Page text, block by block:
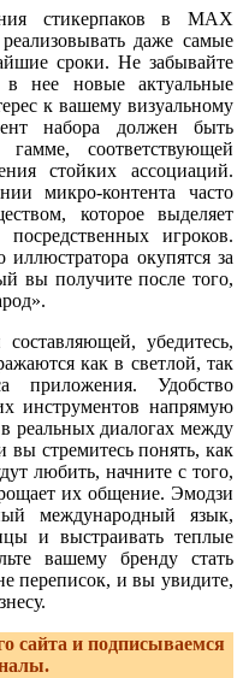
стикерпаков в MAX
даже самые
сроки. Не забывайте
в нее новые актуальные
к вашему визуальному
набора должен быть
соответствующей
стойких ассоциаций.
микро-контента часто
которое выделяет
игроков.
окупятся за
вы получите после того,
убедитесь,
как в светлой, так
Удобство
инструментов напрямую
реальных диалогах между
вы стремитесь понять, как
любить, начните с того,
их общение. Эмодзи
международный язык,
и выстраивать теплые
вашему бренду стать
переписок, и вы увидите,
сайта и подписываемся